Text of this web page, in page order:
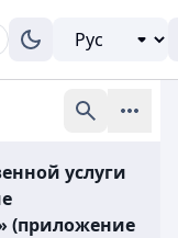
услуги
(приложение